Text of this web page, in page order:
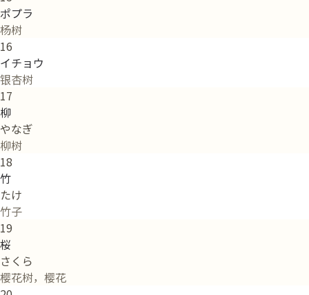
ポプラ
杨树
16
イチョウ
银杏树
17
柳
やなぎ
柳树
18
竹
たけ
竹子
19
桜
さくら
樱花树，樱花